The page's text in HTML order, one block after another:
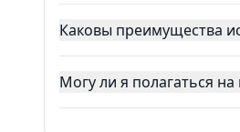
Каковы преимущества
Могу ли я полагаться